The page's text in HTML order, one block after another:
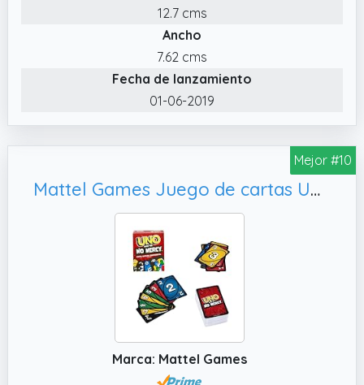
12.7 cms
Ancho
7.62 cms
Fecha de lanzamiento
01-06-2019
Mejor #10
Mattel Games Juego de cartas UNO No Mercy Juego de mesa familiar con cartas nuevas, +7 años (HWV18)
Marca: Mattel Games